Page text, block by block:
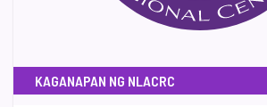
KAGANAPAN NG NLACRC